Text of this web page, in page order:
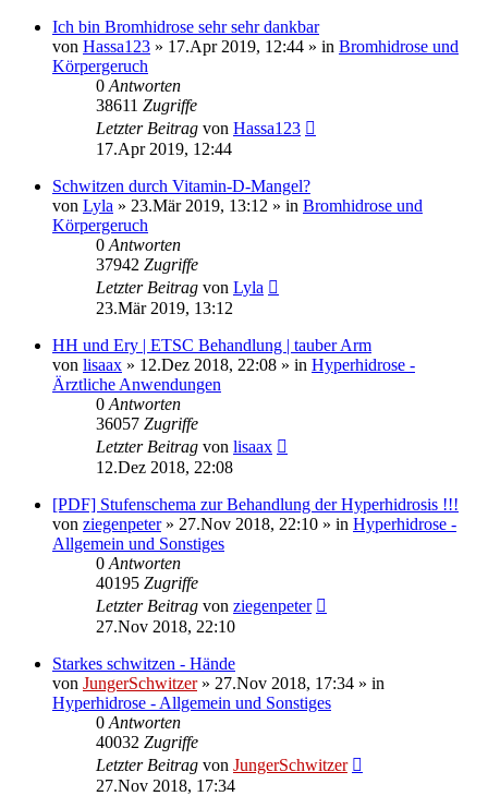
Ich bin Bromhidrose sehr sehr dankbar
von Hassa123 » 17.Apr 2019, 12:44 » in Bromhidrose und
Körpergeruch
0 Antworten
38611 Zugriffe
Letzter Beitrag von Hassa123
17.Apr 2019, 12:44
Schwitzen durch Vitamin-D-Mangel?
von Lyla » 23.Mär 2019, 13:12 » in Bromhidrose und
Körpergeruch
0 Antworten
37942 Zugriffe
Letzter Beitrag von Lyla
23.Mär 2019, 13:12
HH und Ery | ETSC Behandlung | tauber Arm
von lisaax » 12.Dez 2018, 22:08 » in Hyperhidrose -
Ärztliche Anwendungen
0 Antworten
36057 Zugriffe
Letzter Beitrag von lisaax
12.Dez 2018, 22:08
[PDF] Stufenschema zur Behandlung der Hyperhidrosis !!!
von ziegenpeter» 27.Nov 2018, 22:10 » in Hyperhidrose -
Allgemein und Sonstiges
0 Antworten
40195 Zugriffe
Letzter Beitrag von ziegenpeter
27.Nov 2018, 22:10
Starkes schwitzen - Hände
von JungerSchwitzer» 27.Nov 2018, 17:34 » in
Hyperhidrose - Allgemein und Sonstiges
0 Antworten
40032 Zugriffe
Letzter Beitrag von JungerSchwitzer
27.Nov 2018, 17:34